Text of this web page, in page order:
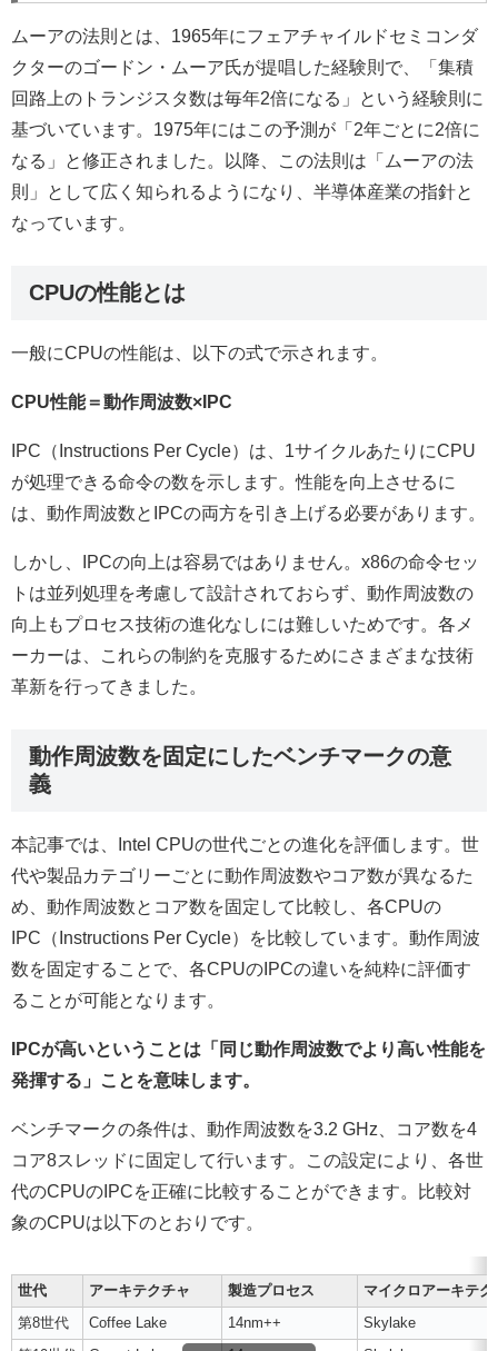
ムーアの法則とは、1965年にフェアチャイルドセミコンダ
クターのゴードン・ムーア氏が提唱した経験則で、「集積
回路上のトランジスタ数は毎年2倍になる」という経験則に
基づいています。1975年にはこの予測が「2年ごとに2倍に
なる」と修正されました。以降、この法則は「ムーアの法
則」として広く知られるようになり、半導体産業の指針と
なっています。
CPUの性能とは
一般にCPUの性能は、以下の式で示されます。
CPU性能＝動作周波数×IPC
IPC（Instructions Per Cycle）は、1サイクルあたりにCPU
が処理できる命令の数を示します。性能を向上させるに
は、動作周波数とIPCの両方を引き上げる必要があります。
しかし、IPCの向上は容易ではありません。x86の命令セッ
トは並列処理を考慮して設計されておらず、動作周波数の
向上もプロセス技術の進化なしには難しいためです。各メ
ーカーは、これらの制約を克服するためにさまざまな技術
革新を行ってきました。
動作周波数を固定にしたベンチマークの意
義
本記事では、Intel CPUの世代ごとの進化を評価します。世
代や製品カテゴリーごとに動作周波数やコア数が異なるた
め、動作周波数とコア数を固定して⽐較し、各CPUの
IPC（Instructions Per Cycle）を比較しています。動作周波
数を固定することで、各CPUのIPCの違いを純粋に評価す
ることが可能となります。
IPCが⾼いということは「同じ動作周波数でより⾼い性能を
発揮する」ことを意味します。
ベンチマークの条件は、動作周波数を3.2 GHz、コア数を4
コア8スレッドに固定して⾏います。この設定により、各世
代のCPUのIPCを正確に比較することができます。⽐較対
象のCPUは以下のとおりです。
世代 アーキテクチャ 製造プロセス
マイクロアーキテク
第8世代
Coffee Lake 14nm++
Skylake